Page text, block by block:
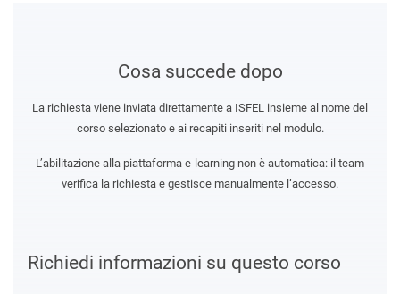
Richiedi informazioni su questo corso
Cosa succede dopo
La richiesta viene inviata direttamente a ISFEL insieme al nome del
corso selezionato e ai recapiti inseriti nel modulo.
L’abilitazione alla piattaforma e-learning non è automatica: il team
verifica la richiesta e gestisce manualmente l’accesso.